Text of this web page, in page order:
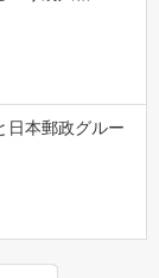
日本郵政グルー